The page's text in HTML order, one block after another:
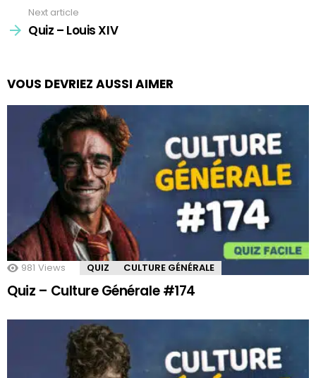
Next article
Quiz – Louis XIV
VOUS DEVRIEZ AUSSI AIMER
981 Views QUIZ CULTURE GÉNÉRALE
Quiz – Culture Générale #174